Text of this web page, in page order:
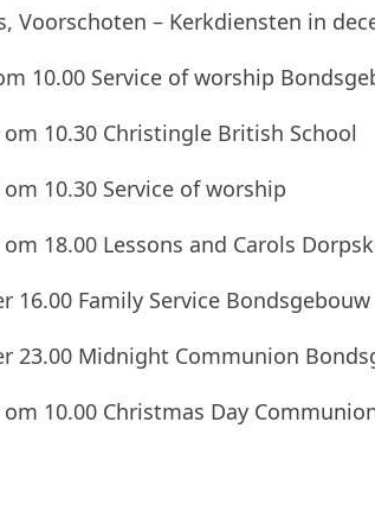
Voorschoten – Kerkdiensten in
10.00 Service of worship
10.30 Christingle British School
10.30 Service of worship
18.00 Lessons and Carols
16.00 Family Service Bondsgebouw
23.00 Midnight Communion
10.00 Christmas Day